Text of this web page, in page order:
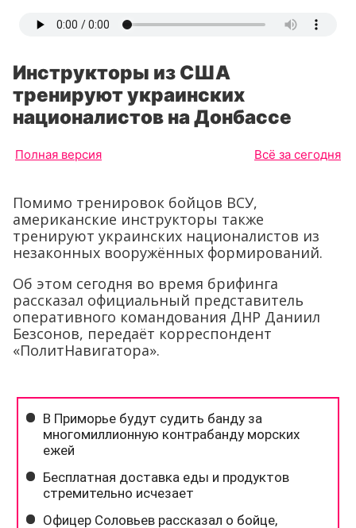
Инструкторы из США
тренируют украинских
националистов на Донбассе
Полная версия Всё за сегодня
Помимо тренировок бойцов ВСУ,
американские инструкторы также
тренируют украинских националистов из
незаконных вооружённых формирований.
Об этом сегодня во время брифинга
рассказал официальный представитель
оперативного командования ДНР Даниил
Безсонов, передаёт корреспондент
«ПолитНавигатора».